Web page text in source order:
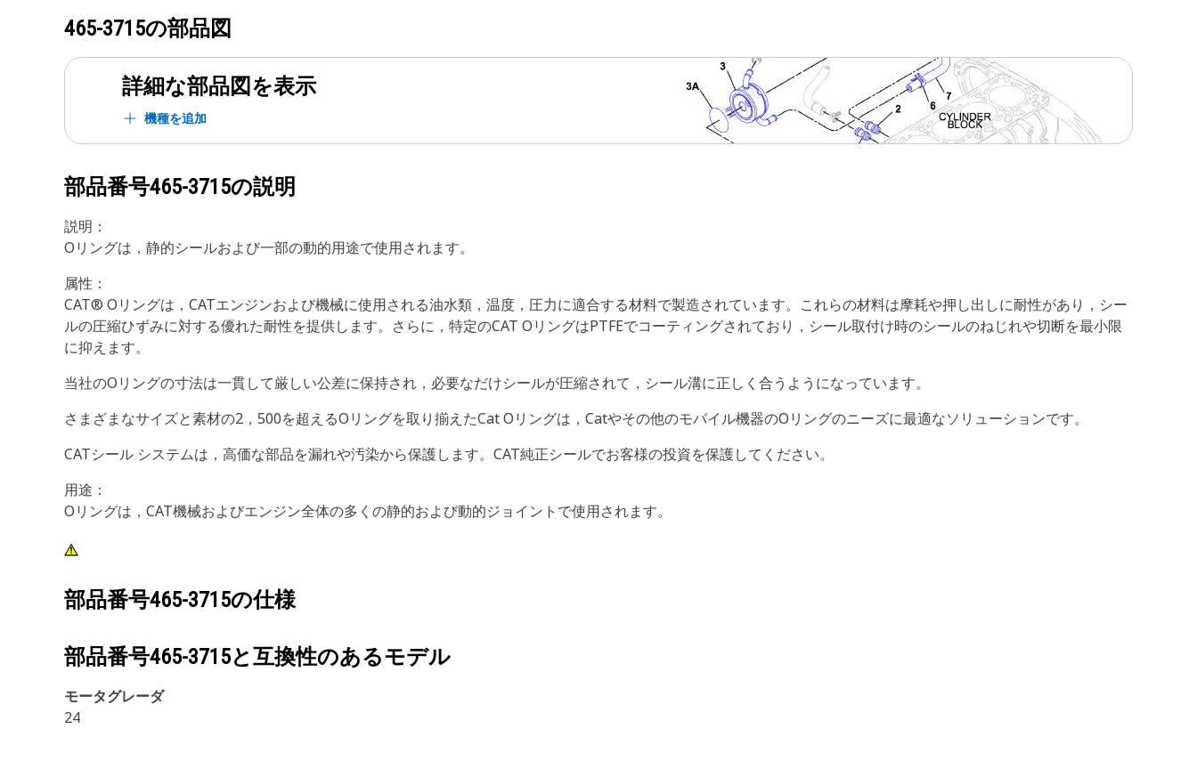
465-3715の部品図
詳細な部品図を表示
機種を追加
部品番号465-3715の説明
説明：
Oリングは，静的シールおよび一部の動的用途で使用されます。
属性：
CAT® Oリングは，CATエンジンおよび機械に使用される油水類，温度，圧力に適合する材料で製造されています。これらの材料は摩耗や押し出しに耐性があり，シー
ルの圧縮ひずみに対する優れた耐性を提供します。さらに，特定のCAT OリングはPTFEでコーティングされており，シール取付け時のシールのねじれや切断を最小限
に抑えます。
当社のOリングの寸法は一貫して厳しい公差に保持され，必要なだけシールが圧縮されて，シール溝に正しく合うようになっています。
さまざまなサイズと素材の2，500を超えるOリングを取り揃えたCat Oリングは，Catやその他のモバイル機器のOリングのニーズに最適なソリューションです。
CATシール システムは，高価な部品を漏れや汚染から保護します。CAT純正シールでお客様の投資を保護してください。
用途：
Oリングは，CAT機械およびエンジン全体の多くの静的および動的ジョイントで使用されます。
部品番号465-3715の仕様
部品番号465-3715と互換性のあるモデル
モータグレーダ
24